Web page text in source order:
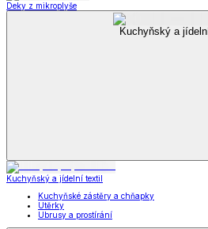
Deky z mikroplyše
Kuchyňský a
Kuchyňský a jídelní textil
Kuchyňské zástěry a chňapky
Utěrky
Ubrusy a prostírání